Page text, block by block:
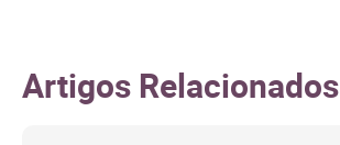
Artigos Relacionados